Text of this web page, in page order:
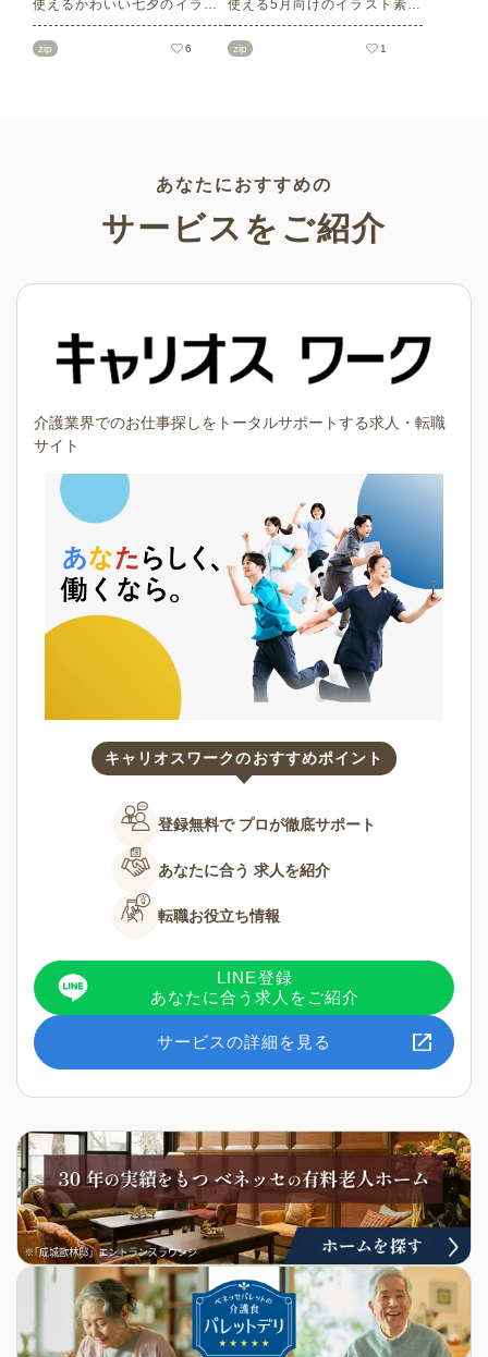
使えるかわいい七夕のイラス
ト素材をご紹介します。短冊
の印刷用テンプレート、飾り
zip 6
使える5月向けのイラスト素材
を多数ご紹介します。商用フ
リーの可愛くておしゃれなイ
なシーンでご活用ください！
zip 1
あなたにおすすめの
サービスをご紹介
介護業界でのお仕事探しをトータルサポートする求人・転職
サイト
キャリオスワークのおすすめポイント
登録無料で プロが徹底サポート
あなたに合う 求人を紹介
転職お役立ち情報
LINE登録
あなたに合う求人をご紹介
サービスの詳細を見る